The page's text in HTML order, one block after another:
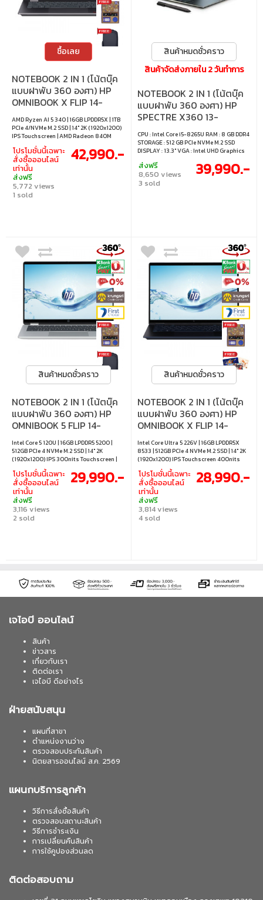
ซื้อเลย
NOTEBOOK 2 IN 1 (โน้ตบุ๊ค
แบบฝาพับ 360 องศา) HP
OMNIBOOK X FLIP 14-
FK0054AU - METEOR
SILVER ALUMINUM
AMD Ryzen AI 5 340 | 16GB LPDDR5X | 1TB
PCIe 4/NVMe M.2 SSD | 14" 2K (1920x1200)
IPS Touchscreen | AMD Radeon 840M
Graphics (Integrated) | Windows 11 Home
/ Office Home 2024 / Microsoft 365 Basic
โปรโมชั่นนี้เฉพาะ
สั่งซื้อออนไลน์
เท่านั้น
ส่งฟรี
5,772 views
1 sold
42,990.-
สินค้าหมดชั่วคราว
สินค้าจัดส่งภายใน 2 วันทำการ
NOTEBOOK 2 IN 1 (โน้ตบุ๊ค
แบบฝาพับ 360 องศา) HP
SPECTRE X360 13-
AP0168TU (BLACK
HYBRID)
CPU : Intel Core i5-8265U RAM : 8 GB DDR4
STORAGE : 512 GB PCIe NVMe M.2 SSD
DISPLAY : 13.3" VGA : Intel UHD Graphics
ส่งฟรี
8,650 views
3 sold
39,990.-
สินค้าหมดชั่วคราว
NOTEBOOK 2 IN 1 (โน้ตบุ๊ค
แบบฝาพับ 360 องศา) HP
OMNIBOOK 5 FLIP 14-
FP0111TU - GLACIER
SILVER
Intel Core 5 120U | 16GB LPDDR5 5200 |
512GB PCIe 4 NVMe M.2 SSD | 14" 2K
(1920x1200) IPS 300nits Touchscreen |
Intel Graphics (Integrated) | Windows 11
Home / Office Home 2024 / Microsoft 365
Basic
โปรโมชั่นนี้เฉพาะ
สั่งซื้อออนไลน์
เท่านั้น
ส่งฟรี
3,116 views
2 sold
29,990.-
สินค้าหมดชั่วคราว
NOTEBOOK 2 IN 1 (โน้ตบุ๊ค
แบบฝาพับ 360 องศา) HP
OMNIBOOK X FLIP 14-
FM0138TU - BLUE
Intel Core Ultra 5 226V | 16GB LPDDR5X
8533 | 512GB PCIe 4 NVMe M.2 SSD | 14" 2K
(1920x1200) IPS Touchscreen 400nits
62.5% sRGB | Intel Arc 130V Graphics
(Integrated) | Windows 11 Home
โปรโมชั่นนี้เฉพาะ
สั่งซื้อออนไลน์
เท่านั้น
ส่งฟรี
3,814 views
4 sold
28,990.-
เจไอบี ออนไลน์
สินค้า
ข่าวสาร
เกี่ยวกับเรา
ติดต่อเรา
เจไอบี ดีอย่างไร
ฝ่ายสนับสนุน
แผนที่สาขา
ตำแหน่งงานว่าง
ตรวจสอบประกันสินค้า
นิตยสารออนไลน์ ส.ค. 2569
แผนกบริการลูกค้า
วิธีการสั่งซื้อสินค้า
ตรวจสอบสถานะสินค้า
วิธีการชำระเงิน
การเปลี่ยนคืนสินค้า
การใช้คูปองส่วนลด
ติดต่อสอบถาม